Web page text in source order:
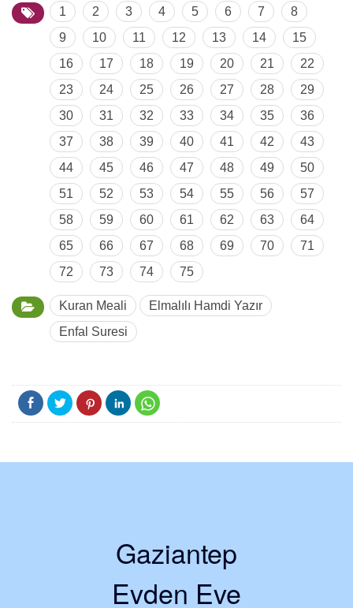
1 2 3 4 5 6 7
8
9
10 11 12 13 14
15
16
17 18 19 20 21
22
23
24 25 26 27 28
29
30
31 32 33 34 35
36
37
38 39 40 41 42
43
44
45 46 47 48 49
50
51
52 53 54 55 56
57
58
59 60 61 62 63
64
65
66 67 68 69 70
71
72
73 74 75
Kuran Meali
Elmalılı Hamdi Yazır
Enfal Suresi
Gaziantep
Evden Eve